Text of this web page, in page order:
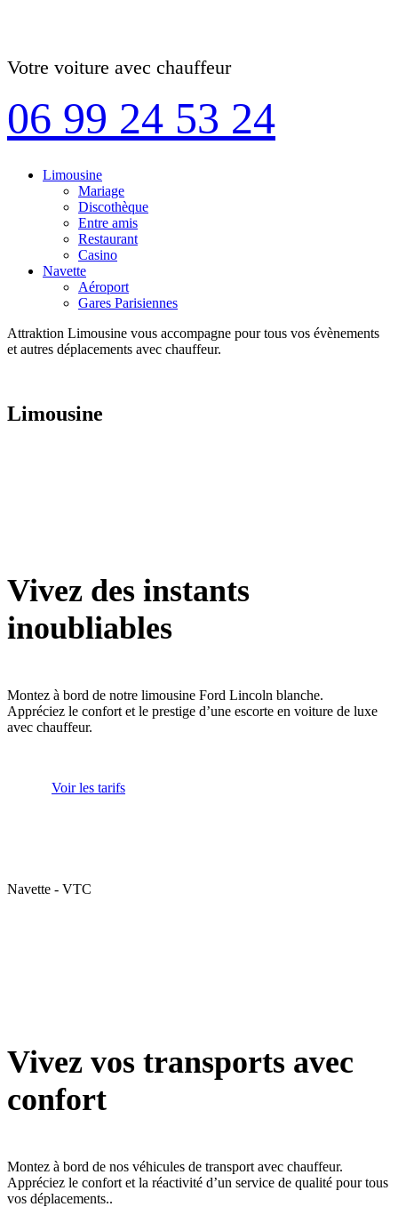
Votre voiture avec chauffeur
06 99 24 53 24
Limousine
Mariage
Discothèque
Entre amis
Restaurant
Casino
Navette
Aéroport
Gares Parisiennes
Attraktion Limousine vous accompagne pour tous vos évènements
et autres déplacements avec chauffeur.
Limousine
Vivez des instants
inoubliables
Montez à bord de notre limousine Ford Lincoln blanche.
Appréciez le confort et le prestige d’une escorte en voiture de luxe
avec chauffeur.
Voir les tarifs
Navette - VTC
Vivez vos transports avec
confort
Montez à bord de nos véhicules de transport avec chauffeur.
Appréciez le confort et la réactivité d’un service de qualité pour tous
vos déplacements..